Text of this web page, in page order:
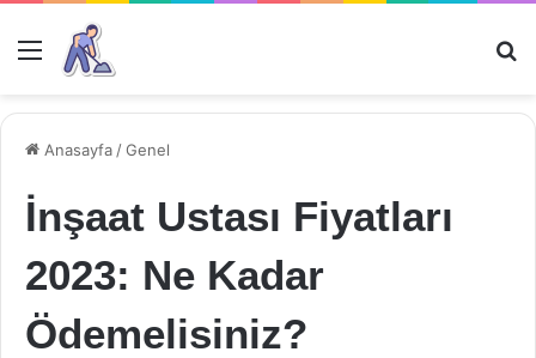
Menü
Anasayfa /Genel
İnşaat Ustası Fiyatları
2023: Ne Kadar
Ödemelisiniz?